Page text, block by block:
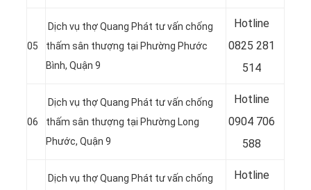
05
Dịch vụ thợ Quang Phát tư vấn chống
thấm sân thượng tại Phường Phước
Bình, Quận 9
Hotline
0825 281
514
06
Dịch vụ thợ Quang Phát tư vấn chống
thấm sân thượng tại Phường Long
Phước, Quận 9
Hotline
0904 706
588
Dịch vụ thợ Quang Phát tư vấn chống
Hotline